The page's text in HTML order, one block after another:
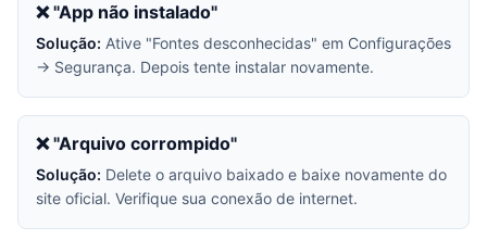
❌ "App não instalado"
Solução: Ative "Fontes desconhecidas" em Configurações
→ Segurança. Depois tente instalar novamente.
❌ "Arquivo corrompido"
Solução: Delete o arquivo baixado e baixe novamente do
site oficial. Verifique sua conexão de internet.